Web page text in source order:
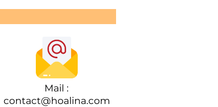
Mail :
contact@hoalina.com